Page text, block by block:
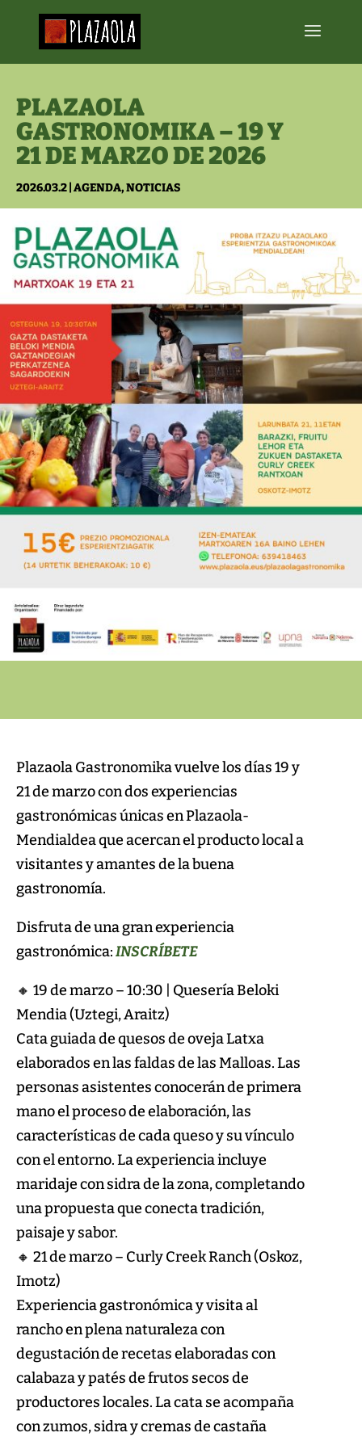
PLAZAOLA
GASTRONOMIKA – 19 Y
21 DE MARZO DE 2026
2026.03.2 AGENDA,NOTICIAS
Plazaola Gastronomika vuelve los días 19 y
21 de marzo con dos experiencias
gastronómicas únicas en Plazaola-
Mendialdea que acercan el producto local a
visitantes y amantes de la buena
gastronomía.
Disfruta de una gran experiencia
gastronómica:INSCRÍBETE
🔸 19 de marzo – 10:30 | Quesería Beloki
Mendia (Uztegi, Araitz)
Cata guiada de quesos de oveja Latxa
elaborados en las faldas de las Malloas. Las
personas asistentes conocerán de primera
mano el proceso de elaboración, las
características de cada queso y su vínculo
con el entorno. La experiencia incluye
maridaje con sidra de la zona, completando
una propuesta que conecta tradición,
paisaje y sabor.
🔸 21 de marzo – Curly Creek Ranch (Oskoz,
Imotz)
Experiencia gastronómica y visita al
rancho en plena naturaleza con
degustación de recetas elaboradas con
calabaza y patés de frutos secos de
productores locales. La cata se acompaña
con zumos, sidra y cremas de castaña